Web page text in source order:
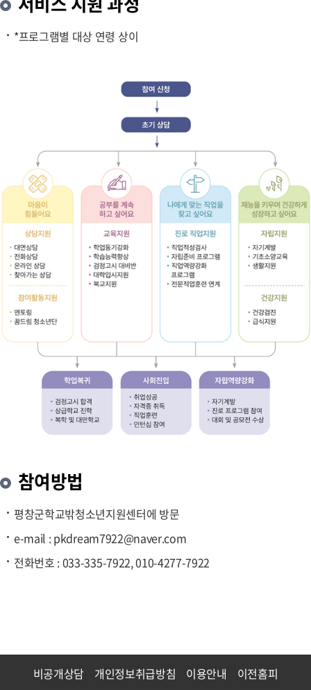
*프로그램별 대상 연령 상이
참여방법
평창군학교밖청소년지원센터에 방문
e-mail : pkdream7922@naver.com
전화번호 : 033-335-7922, 010-4277-7922
비공개상담 개인정보취급방침 이용안내 이전홈피